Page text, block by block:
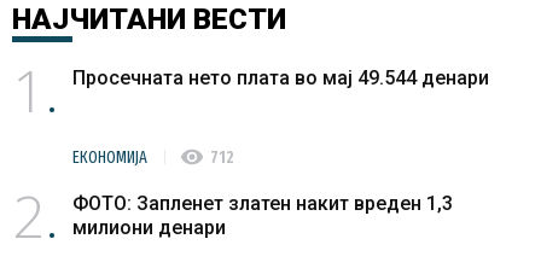
НАЈЧИТАНИ ВЕСТИ
1 Просечната нето плата во мај 49.544 денари
ЕКОНОМИЈА visibility 712
2
ФОТО: Запленет златен накит вреден 1,3
милиони денари